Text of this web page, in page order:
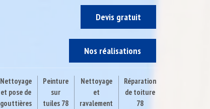
Devis gratuit
Nos réalisations
Nettoyage
et pose de
gouttières
Peinture
sur
tuiles 78
Nettoyage
et
ravalement
Réparation
de toiture
78